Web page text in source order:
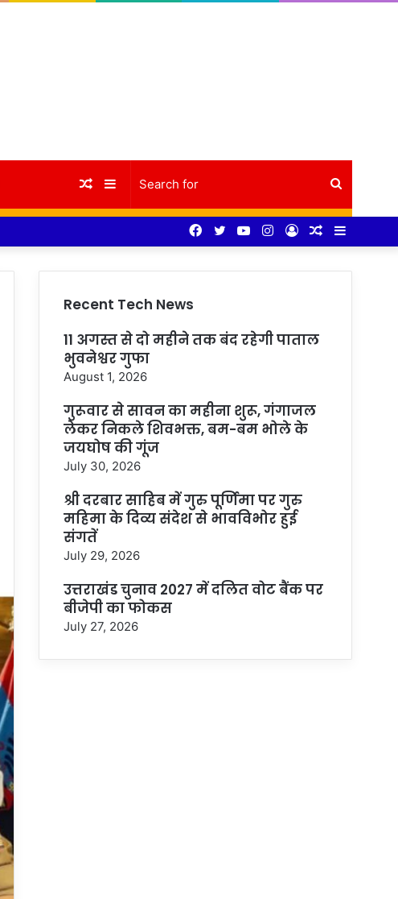
Search
for
Sidebar
Random
Sidebar
Random
Log
Instagram
YouTube
Twitter
Facebook
Recent Tech News
11 अगस्त से दो महीने तक बंद रहेगी पाताल
भुवनेश्वर गुफा
August 1, 2026
गुरूवार से सावन का महीना शुरू, गंगाजल
लेकर निकले शिवभक्त, बम-बम भोले के
जयघोष की गूंज
July 30, 2026
श्री दरबार साहिब में गुरु पूर्णिमा पर गुरु
महिमा के दिव्य संदेश से भावविभोर हुई
संगतें
July 29, 2026
उत्तराखंड चुनाव 2027 में दलित वोट बैंक पर
बीजेपी का फोकस
July 27, 2026